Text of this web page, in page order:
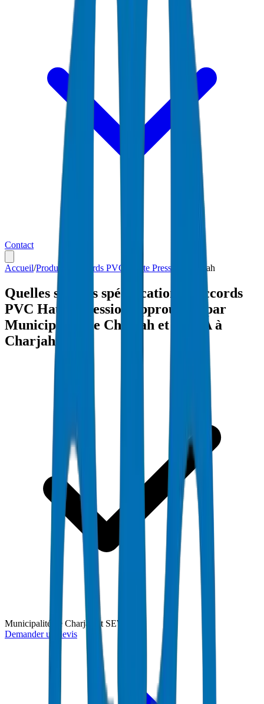
Contact
Accueil/Produits Raccords PVC Haute Pression Charjah
Quelles sont les spécifications Raccords
PVC Haute Pression approuvées par
Municipalité de Charjah et SEWA à
Charjah ?
Municipalité de Charjah et SEWA
Demander un devis